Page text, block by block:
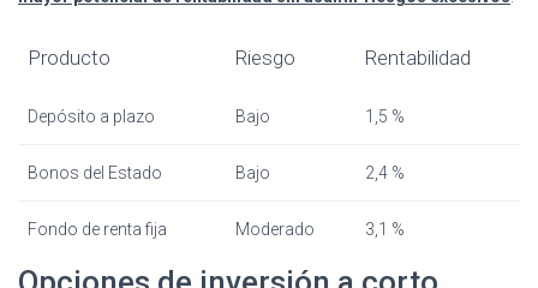
Producto Riesgo Rentabilidad
Depósito a plazo Bajo 1,5 %
Bonos del Estado Bajo 2,4 %
Fondo de renta fija Moderado 3,1 %